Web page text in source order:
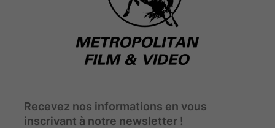
Recevez nos informations en vous
inscrivant à notre newsletter !